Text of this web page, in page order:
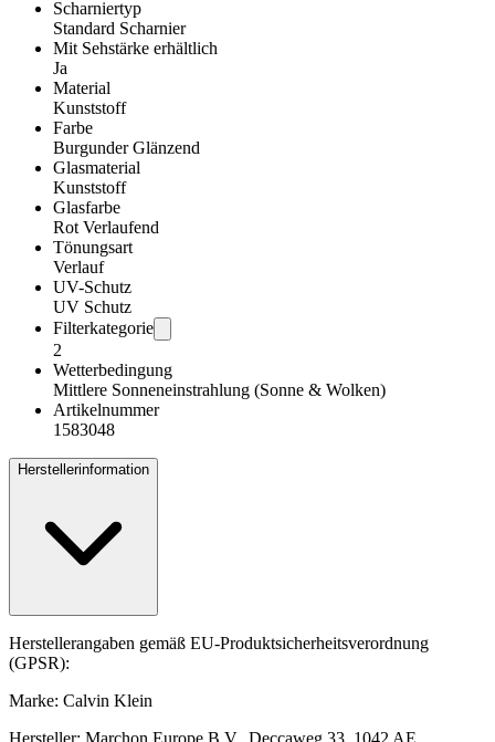
Scharniertyp
Standard Scharnier
Mit Sehstärke erhältlich
Ja
Material
Kunststoff
Farbe
Burgunder Glänzend
Glasmaterial
Kunststoff
Glasfarbe
Rot Verlaufend
Tönungsart
Verlauf
UV-Schutz
UV Schutz
Filterkategorie
2
Wetterbedingung
Mittlere Sonneneinstrahlung (Sonne & Wolken)
Artikelnummer
1583048
Herstellerinformation
Herstellerangaben gemäß EU-Produktsicherheitsverordnung
(GPSR):
Marke: Calvin Klein
Hersteller: Marchon Europe B.V., Deccaweg 33, 1042 AE